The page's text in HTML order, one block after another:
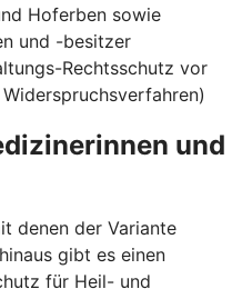
Hoferben sowie
und -besitzer
Rechtsschutz vor
und
denen der Variante
gibt es einen
für Heil- und